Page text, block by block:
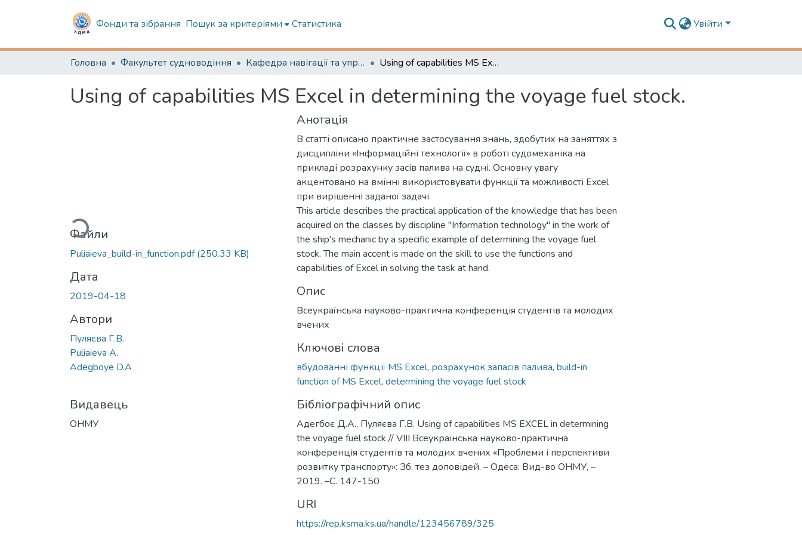
Фонди та зібрання Пошук за критеріями Статистика Увійти
Головна Факультет судноводіння Кафедра навігації та управління судном Using of capabilities MS Excel in determining the voyage fuel stock.
Using of capabilities MS Excel in determining the voyage fuel stock.
Вантажиться...
Файли
Puliaieva_build-in_function.pdf(250.33 KB)
Дата
2019-04-18
Автори
Пуляєва Г.В.
Puliaieva A.
Adegboye D.A
Видавець
ОНМУ
Анотація
В статті описано практичне застосування знань, здобутих на заняттях з
дисципліни «Інформаційні технології» в роботі судомеханіка на
прикладі розрахунку засів палива на судні. Основну увагу
акцентовано на вмінні використовувати функції та можливості Excel
при вирішенні заданої задачі.
This article describes the practical application of the knowledge that has been
acquired on the classes by discipline "Information technology" in the work of
the ship's mechanic by a specific example of determining the voyage fuel
stock. The main accent is made on the skill to use the functions and
capabilities of Excel in solving the task at hand.
Опис
Всеукраїнська науково-практична конференція студентів та молодих
вчених
Ключові слова
вбудованні функції MS Excel, розрахунок запасів палива, build-in
function of MS Excel, determining the voyage fuel stock
Бібліографічний опис
Адегбоє Д.А., Пуляєва Г.В. Using of capabilities MS EXCEL in determining
the voyage fuel stock // VІII Всеукраїнська науково-практична
конференція студентів та молодих вчених «Проблеми і перспективи
розвитку транспорту»: Зб. тез доповідей. – Одеса: Вид-во ОНМУ, –
2019. –С. 147-150
URI
https://rep.ksma.ks.ua/handle/123456789/325